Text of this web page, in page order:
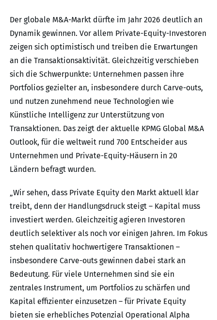
Der globale M&A-Markt dürfte im Jahr 2026 deutlich an
Dynamik gewinnen. Vor allem Private-Equity-Investoren
zeigen sich optimistisch und treiben die Erwartungen
an die Transaktionsaktivität. Gleichzeitig verschieben
sich die Schwerpunkte: Unternehmen passen ihre
Portfolios gezielter an, insbesondere durch Carve-outs,
und nutzen zunehmend neue Technologien wie
Künstliche Intelligenz zur Unterstützung von
Transaktionen. Das zeigt der aktuelle KPMG Global M&A
Outlook, für die weltweit rund 700 Entscheider aus
Unternehmen und Private-Equity-Häusern in 20
Ländern befragt wurden.
„Wir sehen, dass Private Equity den Markt aktuell klar
treibt, denn der Handlungsdruck steigt – Kapital muss
investiert werden. Gleichzeitig agieren Investoren
deutlich selektiver als noch vor einigen Jahren. Im Fokus
stehen qualitativ hochwertigere Transaktionen –
insbesondere Carve-outs gewinnen dabei stark an
Bedeutung. Für viele Unternehmen sind sie ein
zentrales Instrument, um Portfolios zu schärfen und
Kapital effizienter einzusetzen – für Private Equity
bieten sie erhebliches Potenzial Operational Alpha